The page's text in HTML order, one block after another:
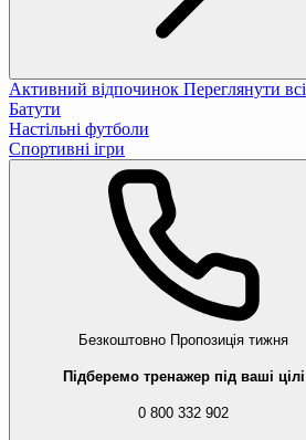
Активний відпочинок Переглянути всі
Батути
Настільні футболи
Спортивні ігри
Безкоштовно Пропозиція тижня
Підберемо тренажер під ваші цілі
0 800 332 902